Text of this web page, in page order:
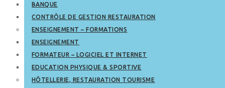
BANQUE
CONTRÔLE DE GESTION RESTAURATION
ENSEIGNEMENT – FORMATIONS
ENSEIGNEMENT
FORMATEUR – LOGICIEL ET INTERNET
EDUCATION PHYSIQUE & SPORTIVE
HÔTELLERIE, RESTAURATION TOURISME